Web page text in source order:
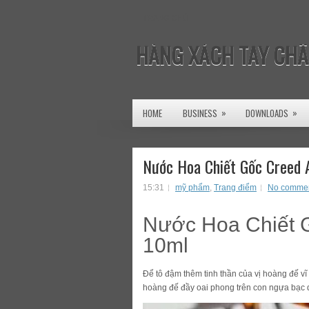
HÀNG XÁCH TAY
HOME BUSINESS » DOWNLOADS »
Nước Hoa Chiết Gốc
15:31 mỹ phẩm, Trang điểm No
Nước Hoa Chiết
10ml
Để tô đậm thêm tinh thần của vị hoàng đế
hoàng đế đầy oai phong trên con ngựa bạc